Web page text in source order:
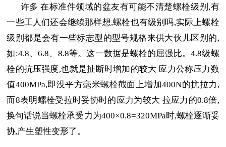
许多 在标准件领域的盆友有可能不清楚螺栓级别,有
一些工人们还会继续那样想,螺栓也有级别吗,实际上螺栓
级别都是会有一些标志型的型号规格来供大伙儿区别的,
如:4.8、6.8、8.8等。这一数据是螺栓的屈强比。4.8级螺
栓的抗压强度,也就是扯断时增加的较大 应力公称压力数
值400MPa,即没平方毫米螺栓截面上增加400N的抗拉力,
而8表明螺栓受拉时妥协时的应力为较大 拉应力的0.8倍,
换句话说当螺栓承受力为400×0.8=320MPa时,螺栓逐渐妥
协,产生塑性变形了。